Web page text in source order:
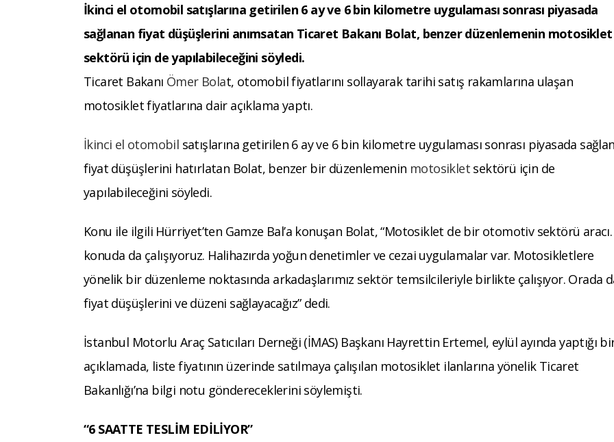
İkinci el otomobil satışlarına getirilen 6 ay ve 6 bin kilometre uygulaması sonrası piyasada
sağlanan fiyat düşüşlerini anımsatan Ticaret Bakanı Bolat, benzer düzenlemenin motosiklet
sektörü için de yapılabileceğini söyledi.
Ticaret Bakanı Ömer Bolat, otomobil fiyatlarını sollayarak tarihi satış rakamlarına ulaşan
motosiklet fiyatlarına dair açıklama yaptı.
İkinci el otomobil satışlarına getirilen 6 ay ve 6 bin kilometre uygulaması sonrası piyasada
fiyat düşüşlerini hatırlatan Bolat, benzer bir düzenlemenin motosiklet sektörü için de
yapılabileceğini söyledi.
Konu ile ilgili Hürriyet’ten Gamze Bal’a konuşan Bolat, “Motosiklet de bir otomotiv sektörü
konuda da çalışıyoruz. Halihazırda yoğun denetimler ve cezai uygulamalar var. Motosikletlere
yönelik bir düzenleme noktasında arkadaşlarımız sektör temsilcileriyle birlikte çalışıyor. Orada
fiyat düşüşlerini ve düzeni sağlayacağız” dedi.
İstanbul Motorlu Araç Satıcıları Derneği (İMAS) Başkanı Hayrettin Ertemel, eylül ayında yaptığı
açıklamada, liste fiyatının üzerinde satılmaya çalışılan motosiklet ilanlarına yönelik Ticaret
Bakanlığı’na bilgi notu göndereceklerini söylemişti.
“6 SAATTE TESLİM EDİLİYOR”